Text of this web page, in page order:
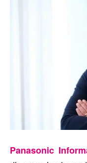
Panasonic